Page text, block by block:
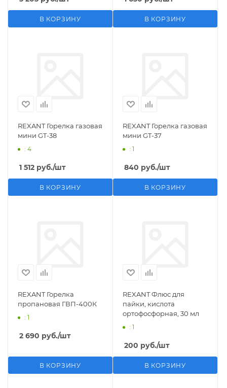
В КОРЗИНУ В КОРЗИНУ
REXANT Горелка газовая
мини GT-38
: 4
1 512 руб./шт
В КОРЗИНУ
REXANT Горелка газовая
мини GT-37
: 1
840 руб./шт
В КОРЗИНУ
REXANT Горелка
пропановая ГВП-400К
: 1
2 690 руб./шт
В КОРЗИНУ
REXANT Флюс для
пайки, кислота
ортофосфорная, 30 мл
: 1
200 руб./шт
В КОРЗИНУ